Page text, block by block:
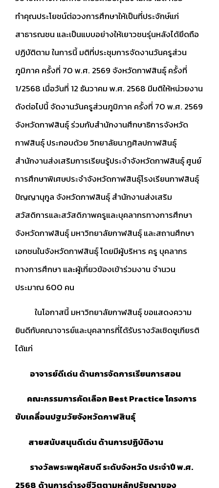
ทำคุณประโยชน์ต่อวงการศึกษาให้เป็นที่ประจักษ์แก่
สาธารณชน และเป็นแบบอย่างให้เยาวชนรุ่นหลังได้ยึดถือ
ปฏิบัติตาม ในการนี้ มติที่ประชุมการจัดงานวันครูส่วน
ภูมิภาค ครั้งที่ 70 พ.ศ. 2569 จังหวัดกาฬสินธุ์ ครั้งที่
1/2568 เมื่อวันที่ 12 ธันวาคม พ.ศ. 2568 มีมติให้หน่วยงาน
ดังต่อไปนี้ จัดงานวันครูส่วนภูมิภาค ครั้งที่ 70 พ.ศ. 2569
จังหวัดกาฬสินธุ์ ร่วมกับสำนักงานศึกษาธิการจังหวัด
กาฬสินธุ์ ประกอบด้วย วิทยาลัยนาฏศิลปกาฬสินธุ์
สำนักงานส่งเสริมการเรียนรู้ประจำจังหวัดกาฬสินธุ์ ศูนย์
การศึกษาพิเศษประจำจังหวัดกาฬสินธุ์โรงเรียนกาฬสินธุ์
ปัญญานุกูล จังหวัดกาฬสินธุ์ สำนักงานส่งเสริม
สวัสดิการและสวัสดิภาพครูและบุคลากรทางการศึกษา
จังหวัดกาฬสินธุ์ มหาวิทยาลัยกาฬสินธุ์ และสถานศึกษา
เอกชนในจังหวัดกาฬสินธุ์ โดยมีผู้บริหาร ครู บุคลากร
ทางการศึกษา และผู้เกี่ยวข้องเข้าร่วมงาน จำนวน
ประมาณ 600 คน
ในโอกาสนี้ มหาวิทยาลัยกาฬสินธุ์ ขอแสดงความ
ยินดีกับคณาจารย์และบุคลากรที่ได้รับรางวัลเชิดชูเกียรติ
ได้แก่
อาจารย์ดีเด่น ด้านการจัดการเรียนการสอน
คณะกรรมการคัดเลือก Best Practice โครงการ
ขับเคลื่อนปฐมวัยจังหวัดกาฬสินธุ์
สายสนับสนุนดีเด่น ด้านการปฏิบัติงาน
รางวัลพระพฤหัสบดี ระดับจังหวัด ประจำปี พ.ศ.
2568 ด้านการดำรงชีวิตตามหลักปรัชญาของ